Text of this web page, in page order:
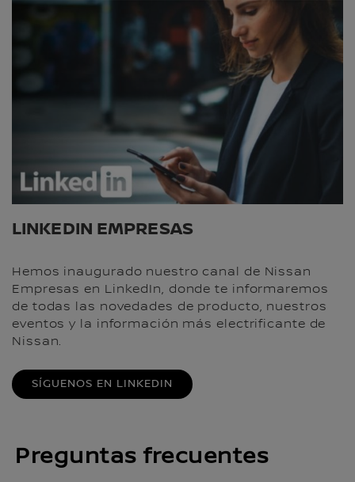
LINKEDIN EMPRESAS
Hemos inaugurado nuestro canal de Nissan
Empresas en LinkedIn, donde te informaremos
de todas las novedades de producto, nuestros
eventos y la información más electrificante de
Nissan.
SÍGUENOS EN LINKEDIN
Preguntas frecuentes